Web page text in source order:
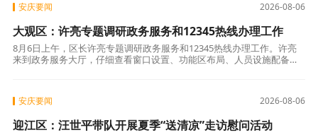
2026-08-06
安庆要闻
大观区：许亮专题调研政务服务和12345热线办理工作
8月6日上午，区长许亮专题调研政务服务和12345热线办理工作。许亮
来到政务服务大厅，仔细查看窗口设置、功能区布局、人员设施配备等
2026-08-06
安庆要闻
迎江区：汪世平带队开展夏季“送清凉”走访慰问活动